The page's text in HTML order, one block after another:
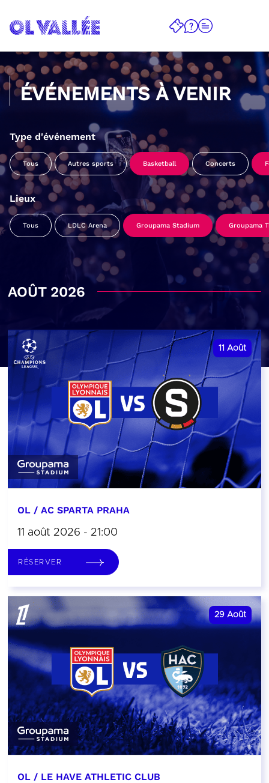
ÉVÉNEMENTS À VENIR
Type d'événement
Tous Autres sports Basketball Concerts
Lieux
Tous LDLC Arena Groupama Stadium Groupama
AOÛT 2026
11 Août
OL / AC SPARTA PRAHA
11 août 2026 - 21:00
RÉSERVER
29 Août
OL / LE HAVE ATHLETIC CLUB